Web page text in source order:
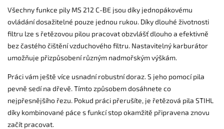
Všechny funkce pily MS 212 C-BE jsou díky jednopákovému
ovládání dosažitelné pouze jednou rukou. Díky dlouhé životnosti
filtru lze s řetězovou pilou pracovat obzvlášť dlouho a efektivně
bez častého čištění vzduchového filtru. Nastavitelný karburátor
umožňuje přizpůsobení různým nadmořským výškám.
Práci vám ještě více usnadní robustní doraz. S jeho pomocí pila
pevně sedí na dřevě. Tímto způsobem dosáhnete co
nejpřesnějšího řezu. Pokud práci přerušíte, je řetězová pila STIHL
díky kombinované páce s funkcí stop okamžitě připravena znovu
začít pracovat.